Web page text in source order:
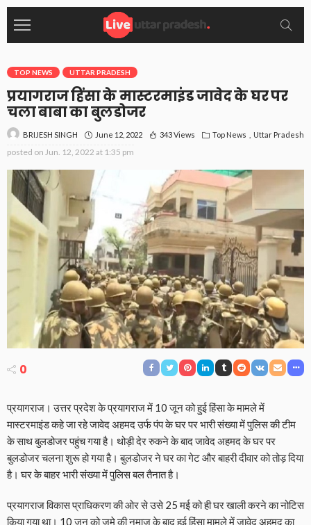
TOP NEWS UTTAR PRADESH
प्रयागराज हिंसा के मास्टरमाइंड जावेद के घर पर
चला बाबा का बुलडोजर
BRIJESH SINGH June 12, 2022 343 Views Top News Uttar Pradesh
posted on Jun. 12, 2022 at 1:35 pm
0
प्रयागराज। उत्तर प्रदेश के प्रयागराज में 10 जून को हुई हिंसा के मामले में
मास्टरमाइंड कहे जा रहे जावेद अहमद उर्फ पंप के घर पर भारी संख्या में पुलिस की टीम
के साथ बुलडोजर पहुंच गया है। थोड़ी देर रुकने के बाद जावेद अहमद के घर पर
बुलडोजर चलना शुरू हो गया है। बुलडोजर ने घर का गेट और बाहरी दीवार को तोड़ दिया
है। घर के बाहर भारी संख्या में पुलिस बल तैनात है।
प्रयागराज विकास प्राधिकरण की ओर से उसे 25 मई को ही घर खाली करने का नोटिस
किया गया था। 10 जून को जुमे की नमाज के बाद हुई हिंसा मामले में जावेद अहमद का